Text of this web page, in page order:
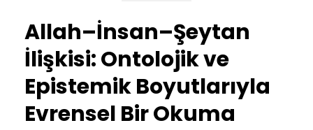
Allah–İnsan–Şeytan
İlişkisi: Ontolojik ve
Epistemik Boyutlarıyla
Evrensel Bir Okuma